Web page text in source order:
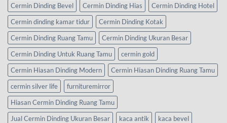
Cermin Dinding Bevel
Cermin Dinding Hias
Cermin Dinding Hotel
Cermin dinding kamar tidur
Cermin Dinding Kotak
Cermin Dinding Ruang Tamu
Cermin Dinding Ukuran Besar
Cermin Dinding Untuk Ruang Tamu
cermin gold
Cermin Hiasan Dinding Modern
Cermin Hiasan Dinding Ruang Tamu
cermin silver life
furnituremirror
Hiasan Cermin Dinding Ruang Tamu
Jual Cermin Dinding Ukuran Besar
kaca antik
kaca bevel